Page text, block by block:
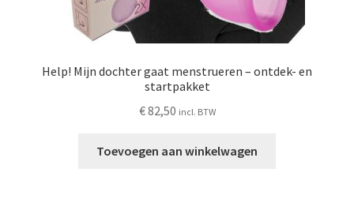
Help! Mijn dochter gaat menstrueren – ontdek- en
startpakket
€82,50 incl. BTW
Toevoegen aan winkelwagen